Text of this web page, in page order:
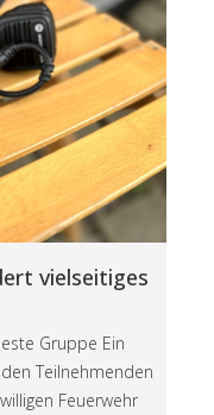
vielseitiges
Gruppe Ein
Teilnehmenden
Feuerwehr